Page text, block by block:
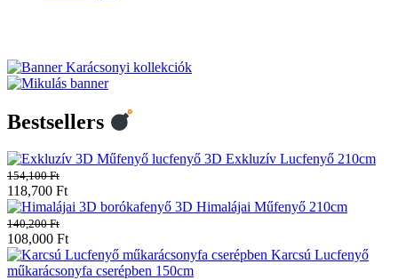
Bestsellers
3D Exkluzív Lucfenyő 210cm
154,100Ft
118,700 Ft
3D Himalájai Műfenyő 210cm
140,200Ft
108,000 Ft
Karcsú Lucfenyő
műkarácsonyfa cserépben 150cm